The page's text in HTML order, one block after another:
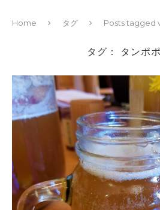
Home タグ Posts tagged
タグ： タンポ